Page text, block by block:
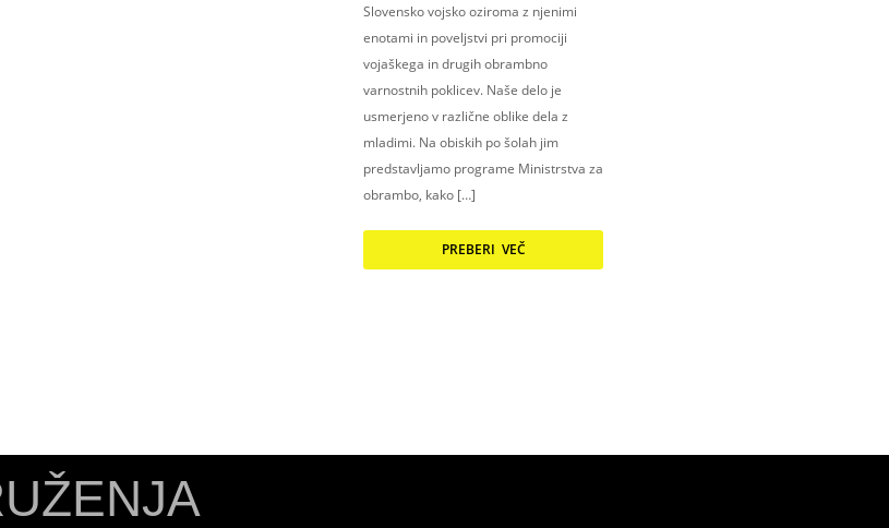
Slovensko vojsko oziroma z njenimi
enotami in poveljstvi pri promociji
vojaškega in drugih obrambno
varnostnih poklicev. Naše delo je
usmerjeno v različne oblike dela z
mladimi. Na obiskih po šolah jim
predstavljamo programe Ministrstva za
obrambo, kako […]
PREBERI VEČ